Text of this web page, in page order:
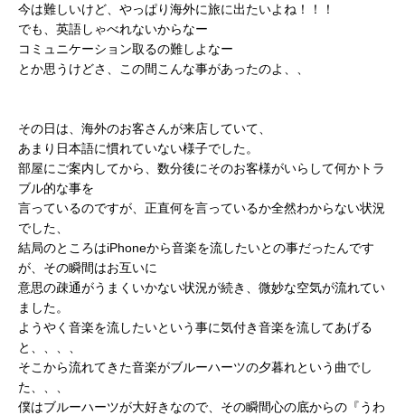
今は難しいけど、やっぱり海外に旅に出たいよね！！！
でも、英語しゃべれないからなー
コミュニケーション取るの難しよなー
とか思うけどさ、この間こんな事があったのよ、、
その日は、海外のお客さんが来店していて、
あまり日本語に慣れていない様子でした。
部屋にご案内してから、数分後にそのお客様がいらして何かトラ
ブル的な事を
言っているのですが、正直何を言っているか全然わからない状況
でした、
結局のところはiPhoneから音楽を流したいとの事だったんです
が、その瞬間はお互いに
意思の疎通がうまくいかない状況が続き、微妙な空気が流れてい
ました。
ようやく音楽を流したいという事に気付き音楽を流してあげる
と、、、、
そこから流れてきた音楽がブルーハーツの夕暮れという曲でし
た、、、
僕はブルーハーツが大好きなので、その瞬間心の底からの『うわ